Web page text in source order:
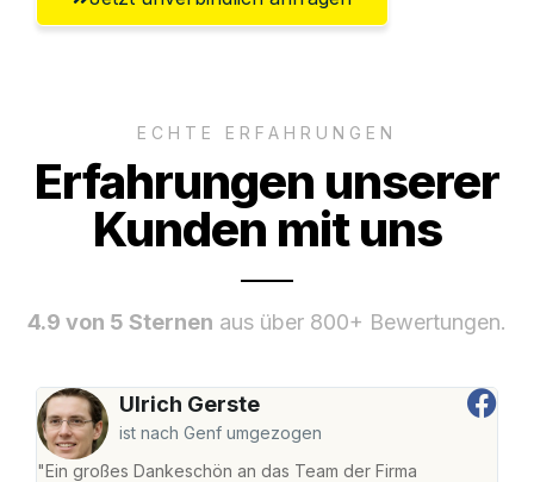
ECHTE ERFAHRUNGEN
Erfahrungen unserer
Kunden mit uns
4.9 von 5 Sternen aus über 800+ Bewertungen.
Ulrich Gerste
ist nach Genf umgezogen
"Ein großes Dankeschön an das Team der Firma